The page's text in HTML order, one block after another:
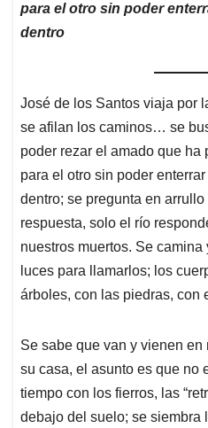
para el otro sin poder
dentro
José de los Santos viaja por
se afilan los caminos… se
poder rezar el amado que ha
para el otro sin poder
dentro; se pregunta en
respuesta, solo el río
nuestros muertos. Se
luces para llamarlos; los
árboles, con las piedras, con
Se sabe que van y vienen
su casa, el asunto es que no
tiempo con los fierros, las
debajo del suelo; se siembra